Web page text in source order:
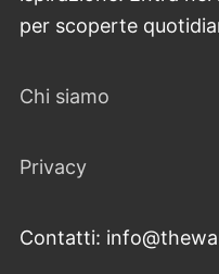
per scoperte
Chi siamo
Privacy
Contatti: